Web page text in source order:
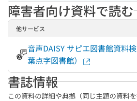
障害者向け資料で読む
他サービス
音声DAISY サピエ図書館資料
葉点字図書館）
書誌情報
この資料の詳細や典拠（同じ主題の資料